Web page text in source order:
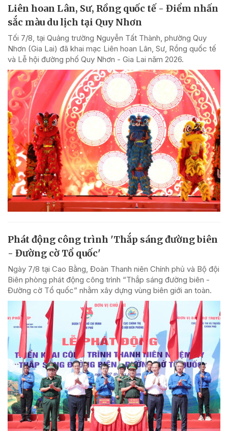
Liên hoan Lân, Sư, Rồng quốc tế - Điểm nhấn
sắc màu du lịch tại Quy Nhơn
Tối 7/8, tại Quảng trường Nguyễn Tất Thành, phường Quy
Nhơn (Gia Lai) đã khai mạc Liên hoan Lân, Sư, Rồng quốc tế
và Lễ hội đường phố Quy Nhơn - Gia Lai năm 2026.
Phát động công trình 'Thắp sáng đường biên
- Đường cờ Tổ quốc'
Ngày 7/8 tại Cao Bằng, Đoàn Thanh niên Chính phủ và Bộ đội
Biên phòng phát động công trình “Thắp sáng đường biên -
Đường cờ Tổ quốc” nhằm xây dựng vùng biên giới an toàn.